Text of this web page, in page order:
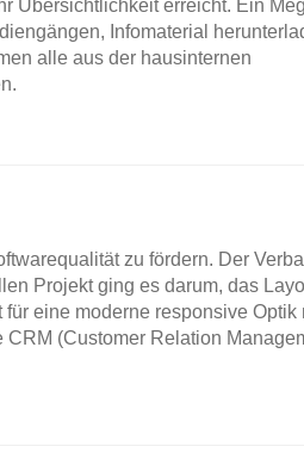
Übersichtlichkeit erreicht. Ein
Infomaterial
alle aus der hausinternen
zu fördern. Der
Projekt ging es darum, das
eine moderne responsive Optik
(Customer Relation